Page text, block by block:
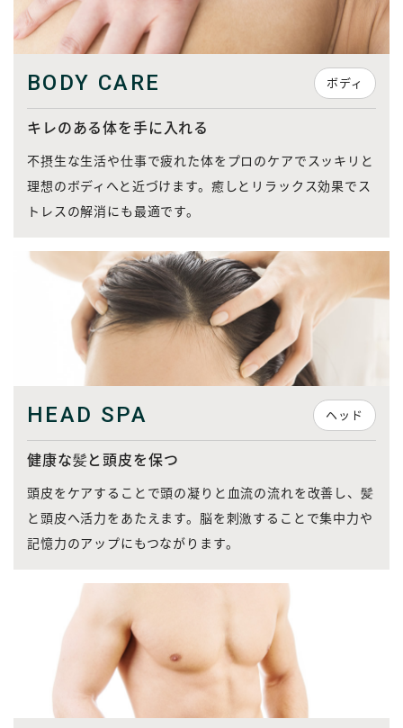
BODY CARE ボディ
キレのある体を手に入れる
不摂生な生活や仕事で疲れた体をプロのケアでスッキリと
理想のボディへと近づけます。癒しとリラックス効果でス
トレスの解消にも最適です。
HEAD SPA ヘッド
健康な髪と頭皮を保つ
頭皮をケアすることで頭の凝りと血流の流れを改善し、髪
と頭皮へ活力をあたえます。脳を刺激することで集中力や
記憶力のアップにもつながります。